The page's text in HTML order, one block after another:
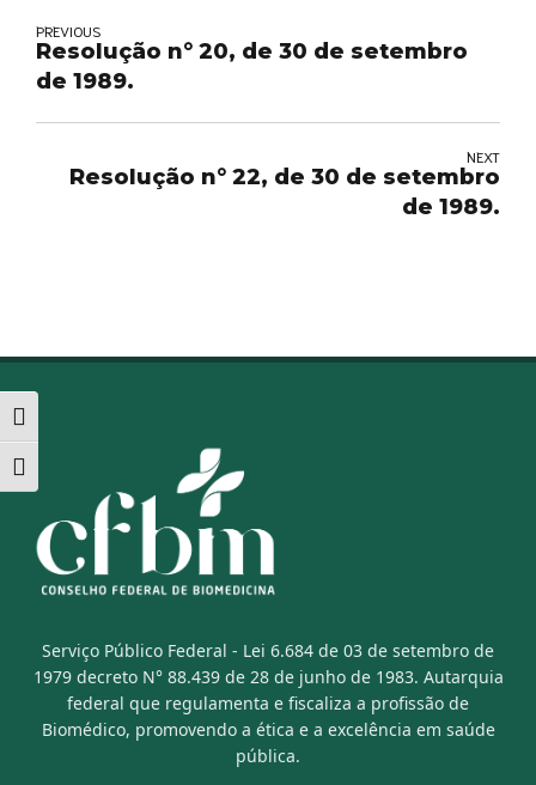
Alternar alto contraste
Alternar tamanho da fonte
PREVIOUS
Resolução n° 20, de 30 de setembro
de 1989.
NEXT
Resolução n° 22, de 30 de setembro
de 1989.
Serviço Público Federal - Lei 6.684 de 03 de setembro de
1979 decreto N° 88.439 de 28 de junho de 1983. Autarquia
federal que regulamenta e fiscaliza a profissão de
Biomédico, promovendo a ética e a excelência em saúde
pública.